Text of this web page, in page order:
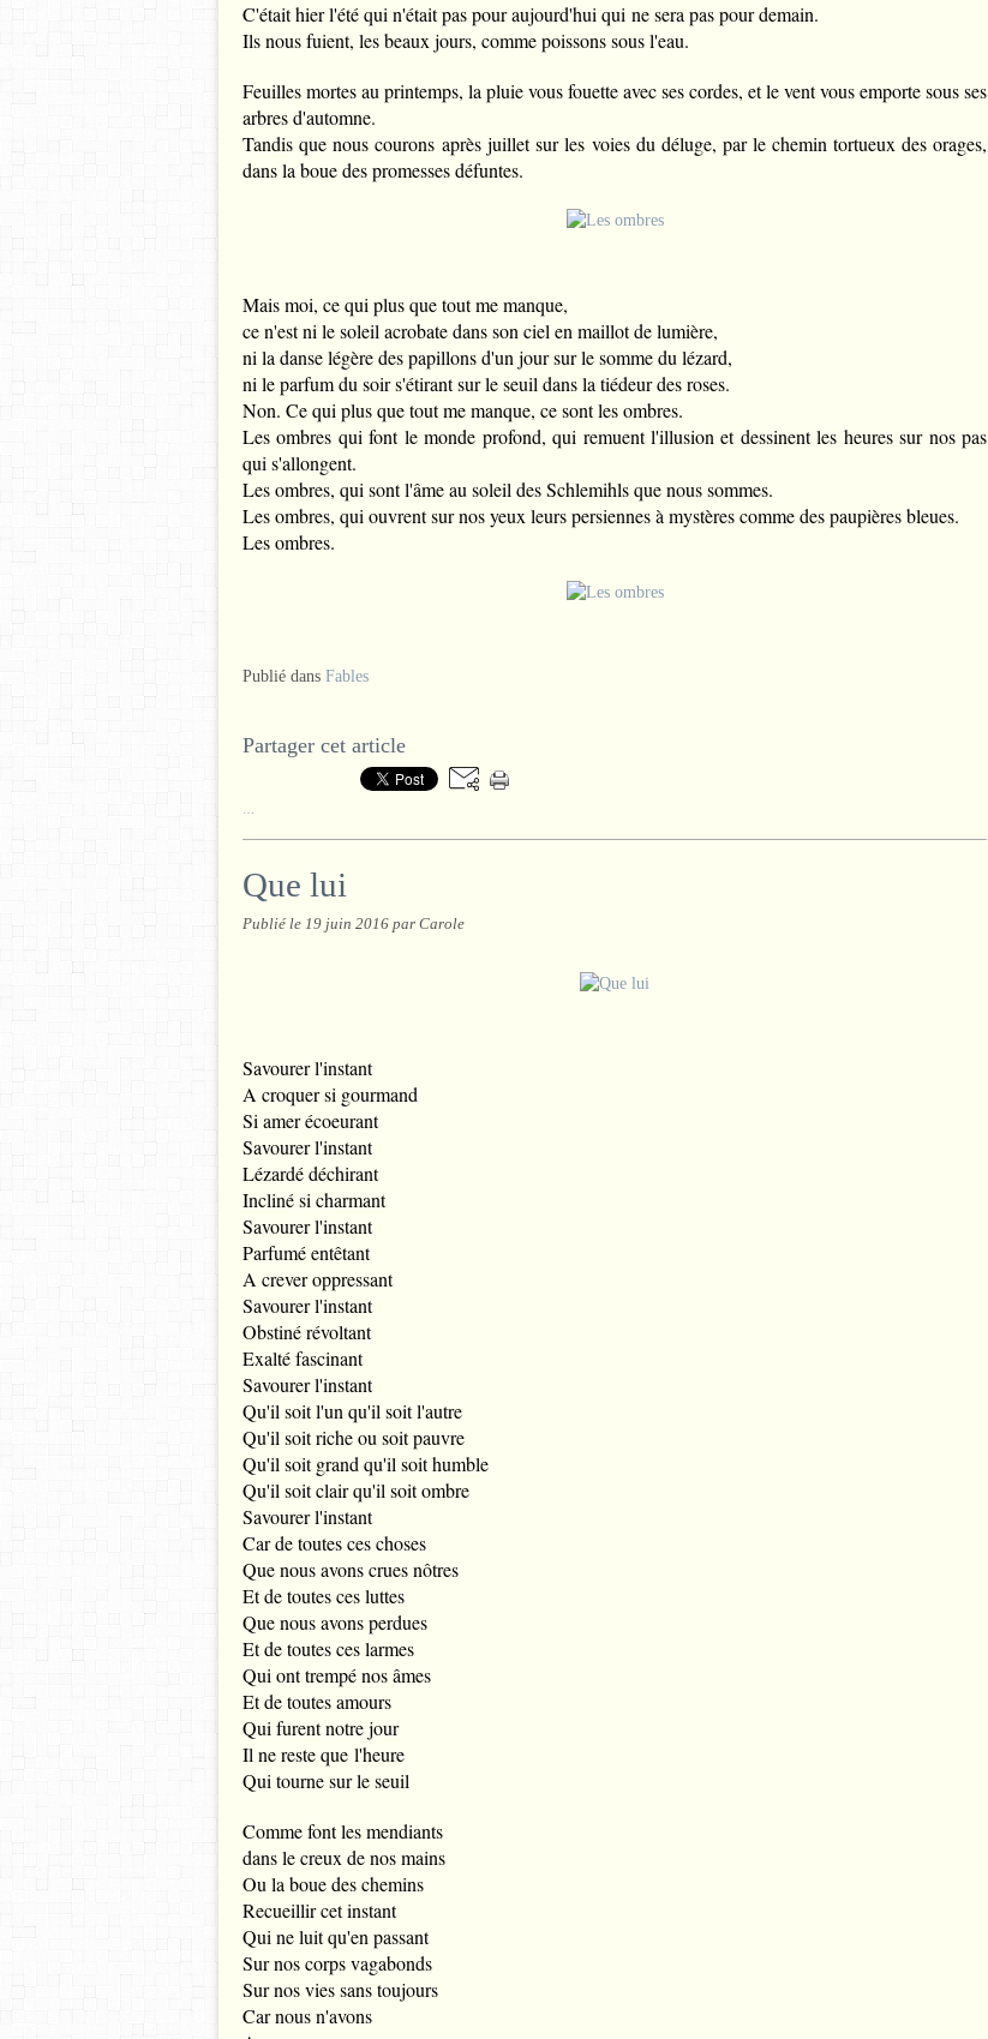
C'était hier l'été qui n'était pas pour aujourd'hui qui ne sera pas pour demain.
Ils nous fuient, les beaux jours, comme poissons sous l'eau.
Feuilles mortes au printemps, la pluie vous fouette avec ses cordes, et le vent vous emporte sous ses
arbres d'automne.
Tandis que nous couronsaprès juillet sur les voies du déluge, par le chemin tortueux des orages,
dans la boue des promesses défuntes.
Mais moi, ce qui plus que tout me manque,
ce n'est ni le soleil acrobate dans son ciel en maillot de lumière,
ni la danse légère des papillons d'un jour sur le somme du lézard,
ni le parfum du soir s'étirant sur le seuil dans la tiédeur des roses.
Non. Ce qui plus que tout me manque, ce sont les ombres.
Les ombres qui font le monde profond, qui remuent l'illusion et dessinent les heures sur nos pas
qui s'allongent.
Les ombres, qui sont l'âme au soleil des Schlemihls que nous sommes.
Les ombres, qui ouvrent sur nos yeux leurs persiennes à mystères comme des paupières bleues.
Les ombres.
Publié dans Fables
Partager cet article
Que lui
Publié le 19 juin 2016 par Carole
Savourer l'instant
A croquer si gourmand
Si amer écoeurant
Savourer l'instant
Lézardé déchirant
Incliné si charmant
Savourer l'instant
Parfumé entêtant
A crever oppressant
Savourer l'instant
Obstiné révoltant
Exalté fascinant
Savourer l'instant
Qu'il soit l'un qu'il soit l'autre
Qu'il soit riche ou soit pauvre
Qu'il soit grand qu'il soit humble
Qu'il soit clair qu'il soit ombre
Savourer l'instant
Car de toutes ces choses
Que nous avons crues nôtres
Et de toutes ces luttes
Que nous avons perdues
Et de toutes ces larmes
Qui ont trempé nos âmes
Et de toutes amours
Qui furent notre jour
Il ne reste que l'heure
Qui tourne sur le seuil
Comme font les mendiants
dans le creux de nos mains
Ou la boue des chemins
Recueillir cet instant
Qui ne luit qu'en passant
Sur nos corps vagabonds
Sur nos vies sans toujours
Car nous n'avons